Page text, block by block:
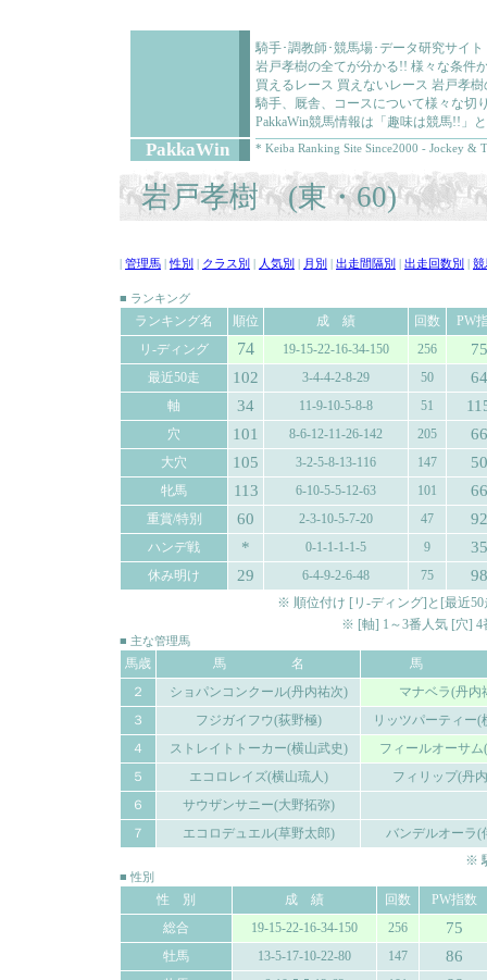
騎手･調教師･競馬場･データ研究サイ
岩戸孝樹の全てが分かる!! 様々な条件
買えるレース 買えないレース 岩戸孝
騎手、厩舎、コースについて様々な切
PakkaWin競馬情報は「趣味は競馬!!」
PakkaWin * Keiba Ranking Site Since2000 - Jockey &
岩戸孝樹 (東・60)
管理馬 |性別 クラス別 人気別 月別 出走間隔別 出走回数別 競
■ ランキング
ランキング名 順位 成 績 回数
PW
リ-ディング
74 19-15-22-16-34-150 256 75
最近50走 102 3-4-4-2-8-29 50 64
軸 34 11-9-10-5-8-8 51
穴 101 8-6-12-11-26-142 205 66
大穴 105 3-2-5-8-13-116 147 50
牝馬 113 6-10-5-5-12-63 101 66
重賞/特別 60 2-3-10-5-7-20 47 92
ハンデ戦 * 0-1-1-1-1-5 9 35
休み明け 29 6-4-9-2-6-48 75 98
※ 順位付け [リ-ディング]と[最近
※ [軸] 1～3番人気 [穴] 4
■ 主な管理馬
馬歳 馬 名
馬
２
ショパンコンクール(丹内祐次)
マナベラ(丹内
３
フジガイフウ(荻野極)
リッツパーティー(
４
ストレイトトーカー(横山武史)
フィールオーサム
５
エコロレイズ(横山琉人)
フィリップ(丹
６
サウザンサニー(大野拓弥)
７
エコロデュエル(草野太郎)
バンデルオーラ(
※
■ 性別
性 別 成 績 回数
PW指数
総合
19-15-22-16-34-150 256 75
牡馬 13-5-17-10-22-80 147 86